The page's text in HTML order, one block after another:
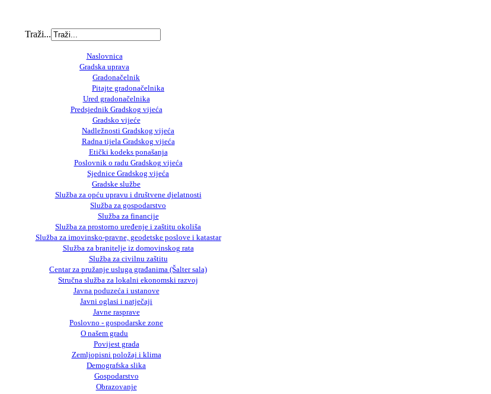
Traži...
Naslovnica
Gradska uprava
Gradonačelnik
Pitajte gradonačelnika
Ured gradonačelnika
Predsjednik Gradskog vijeća
Gradsko vijeće
Nadležnosti Gradskog vijeća
Radna tijela Gradskog vijeća
Etički kodeks ponašanja
Poslovnik o radu Gradskog vijeća
Sjednice Gradskog vijeća
Gradske službe
Služba za opću upravu i društvene djelatnosti
Služba za gospodarstvo
Služba za financije
Služba za prostorno uređenje i zaštitu okoliša
Služba za imovinsko-pravne, geodetske poslove i katastar
Služba za branitelje iz domovinskog rata
Služba za civilnu zaštitu
Centar za pružanje usluga građanima (Šalter sala)
Stručna služba za lokalni ekonomski razvoj
Javna poduzeća i ustanove
Javni oglasi i natječaji
Javne rasprave
Poslovno - gospodarske zone
O našem gradu
Povijest grada
Zemljopisni položaj i klima
Demografska slika
Gospodarstvo
Obrazovanje